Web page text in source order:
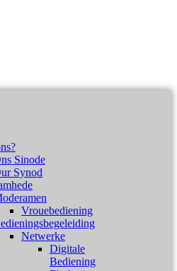
Sinode
Synod
Vrouebediening
Netwerke
Digitale
Bediening